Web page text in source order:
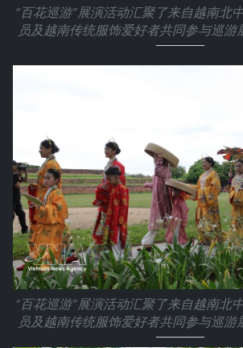
“百花巡游”展演活动汇聚了来自越南北
员及越南传统服饰爱好者共同参与巡游
“百花巡游”展演活动汇聚了来自越南北
员及越南传统服饰爱好者共同参与巡游